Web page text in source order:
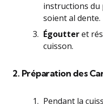
instructions du
soient al dente.
Égoutteret
cuisson.
2. Préparation des
Pendant la